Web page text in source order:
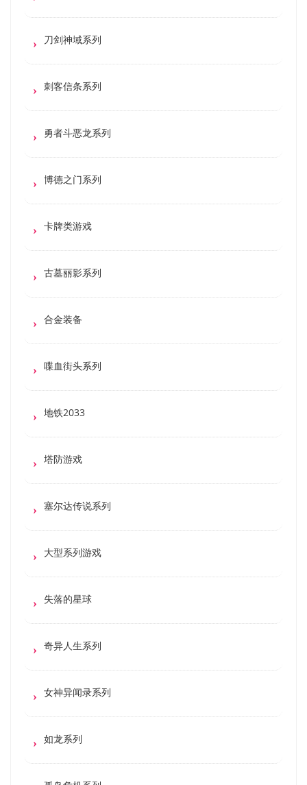
刀剑神域系列
刺客信条系列
勇者斗恶龙系列
博德之门系列
卡牌类游戏
古墓丽影系列
合金装备
喋血街头系列
地铁2033
塔防游戏
塞尔达传说系列
大型系列游戏
失落的星球
奇异人生系列
女神异闻录系列
如龙系列